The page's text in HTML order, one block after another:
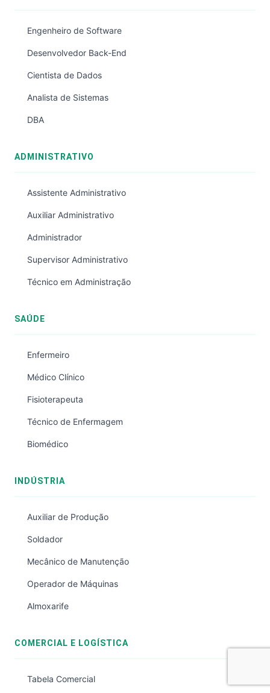
Engenheiro de Software
Desenvolvedor Back-End
Cientista de Dados
Analista de Sistemas
DBA
ADMINISTRATIVO
Assistente Administrativo
Auxiliar Administrativo
Administrador
Supervisor Administrativo
Técnico em Administração
SAÚDE
Enfermeiro
Médico Clínico
Fisioterapeuta
Técnico de Enfermagem
Biomédico
INDÚSTRIA
Auxiliar de Produção
Soldador
Mecânico de Manutenção
Operador de Máquinas
Almoxarife
COMERCIAL E LOGÍSTICA
Tabela Comercial